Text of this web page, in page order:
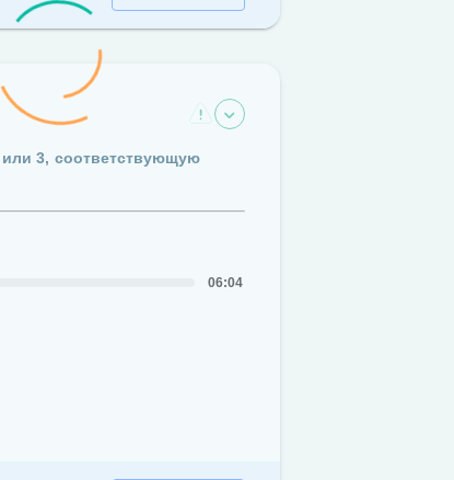
или3, соответствующую
06:04